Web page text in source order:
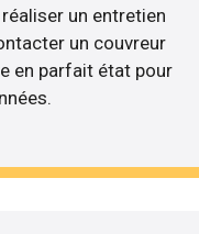
un entretien
un couvreur
en parfait état pour